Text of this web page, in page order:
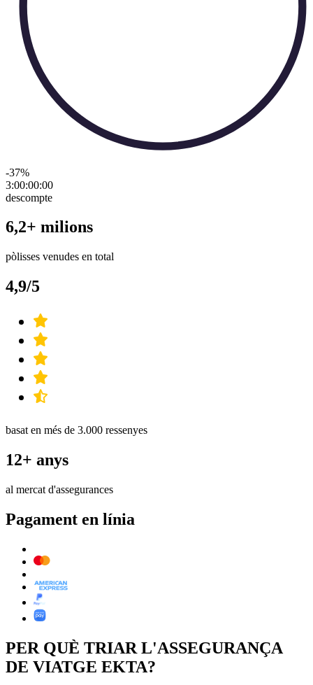
-37%
3:00:00:00
descompte
6,2+ milions
pòlisses venudes en total
4,9/5
basat en més de 3.000 ressenyes
12+ anys
al mercat d'assegurances
Pagament en línia
PER QUÈ TRIAR L'ASSEGURANÇA
DE VIATGE EKTA?